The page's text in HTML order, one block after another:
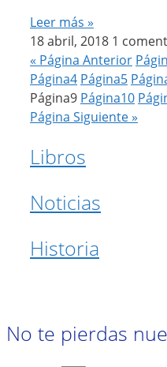
Leer más »
18 abril, 2018 1
« Página Anterior
Página4 Página5
Página9 Página10
Página Siguiente »
Libros
Noticias
Historia
No te pierdas